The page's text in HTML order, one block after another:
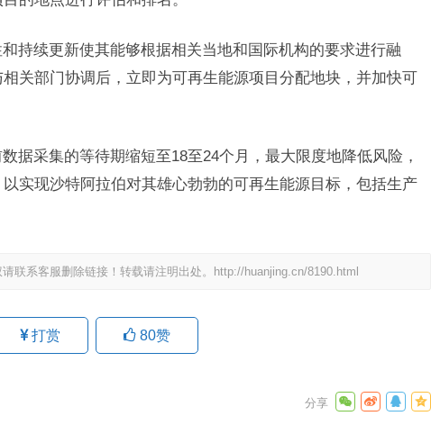
持续更新使其能够根据相关当地和国际机构的要求进行融
关部门协调后，立即为可再生能源项目分配地块，并加快可
据采集的等待期缩短至18至24个月，最大限度地降低风险，
实现沙特阿拉伯对其雄心勃勃的可再生能源目标，包括生产
联系客服删除链接！转载请注明出处。 http://huanjing.cn/8190.html
打赏 80赞